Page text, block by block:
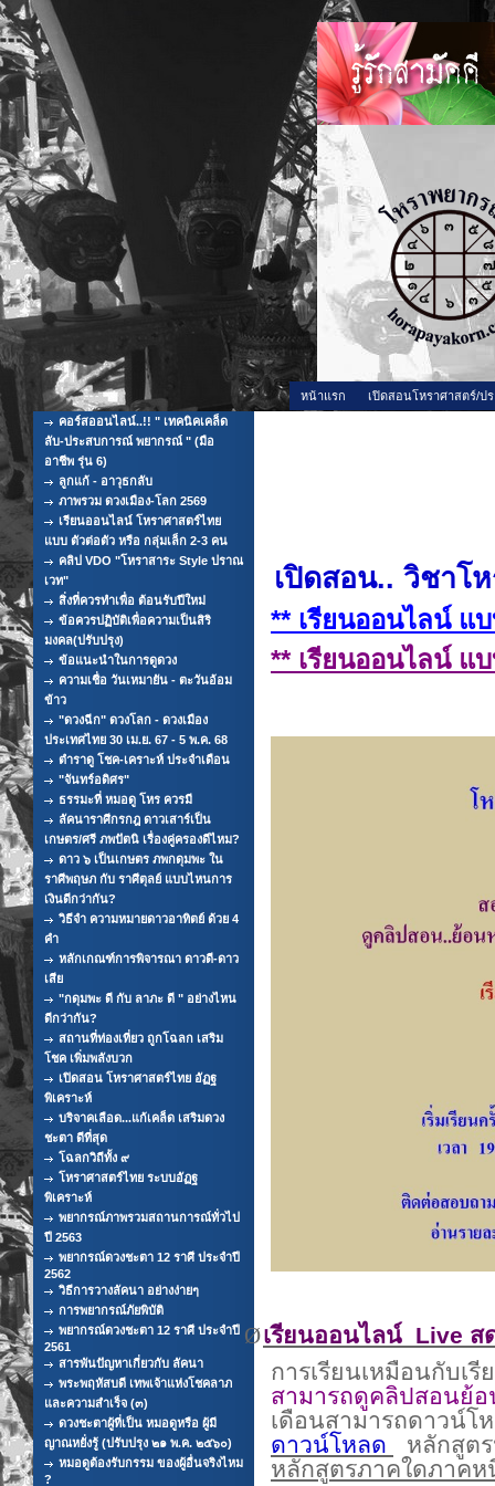
หน้าแรก
เปิดสอนโหราศาสตร์/ป
คอร์สออนไลน์..!! " เทคนิคเคล็ด
ลับ-ประสบการณ์ พยากรณ์ " (มือ
อาชีพ รุ่น 6)
ลูกแก้ - อาวุธกลับ
ภาพรวม ดวงเมือง-โลก 2569
เรียนออนไลน์ โหราศาสตร์ไทย
แบบ ตัวต่อตัว หรือ กลุ่มเล็ก 2-3 คน
คลิป VDO "โหราสาระ Style ปราณ
เวท"
สิ่งที่ควรทำเพื่อ ต้อนรับปีใหม่
ข้อควรปฏิบัติเพื่อความเป็นสิริ
มงคล(ปรับปรุง)
ข้อแนะนำในการดูดวง
ความเชื่อ วันเหมายัน - ตะวันอ้อม
ข้าว
"ดวงฉีก" ดวงโลก - ดวงเมือง
ประเทศไทย 30 เม.ย. 67 - 5 พ.ค. 68
ตำราดู โชค-เคราะห์ ประจำเดือน
"จันทร์อดิศร"
ธรรมะที่ หมอดู โหร ควรมี
ลัคนาราศีกรกฎ ดาวเสาร์เป็น
เกษตร/ศรี ภพปัตนิ เรื่องคู่ครองดีไหม?
ดาว ๖ เป็นเกษตร ภพกดุมพะ ใน
ราศีพฤษภ กับ ราศีตุลย์ แบบไหนการ
เงินดีกว่ากัน?
วิธีจำ ความหมายดาวอาทิตย์ ด้วย 4
คำ
หลักเกณฑ์การพิจารณา ดาวดี-ดาว
เสีย
"กดุมพะ ดี กับ ลาภะ ดี " อย่างไหน
ดีกว่ากัน?
สถานที่ท่องเที่ยว ถูกโฉลก เสริม
โชค เพิ่มพลังบวก
เปิดสอน โหราศาสตร์ไทย อัฏฐ
พิเคราะห์
บริจาคเลือด...แก้เคล็ด เสริมดวง
ชะตา ดีที่สุด
โฉลกวิถีทั้ง ๙
โหราศาสตร์ไทย ระบบอัฏฐ
พิเคราะห์
พยากรณ์ภาพรวมสถานการณ์ทั่วไป
ปี 2563
พยากรณ์ดวงชะตา 12 ราศี ประจำปี
2562
วิธีการวางลัคนา อย่างง่ายๆ
การพยากรณ์ภัยพิบัติ
พยากรณ์ดวงชะตา 12 ราศี ประจำปี
2561
สารพันปัญหาเกี่ยวกับ ลัคนา
พระพฤหัสบดี เทพเจ้าแห่งโชคลาภ
และความสำเร็จ (๓)
ดวงชะตาผู้ที่เป็น หมอดูหรือ ผู้มี
ญาณหยั่งรู้ (ปรับปรุง ๒๑ พ.ค. ๒๕๖๐)
หมอดูต้องรับกรรม ของผู้อื่นจริงไหม
?
เปิดสอน.. วิชาโ
** เรียนออนไลน์ แ
** เรียนออนไลน์ แ
Øเรียนออนไลน์ Live ส
การเรียนเหมือนกับเ
สามารถดูคลิปสอนย้
เดือนสามารถดาวน์โ
ดาวน์โหลด
หลักสูต
หลักสูตรภาคใดภาคห